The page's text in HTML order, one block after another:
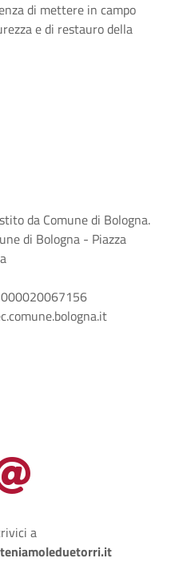
di mettere in campo
e di restauro della
da Comune di Bologna.
di Bologna - Piazza
a